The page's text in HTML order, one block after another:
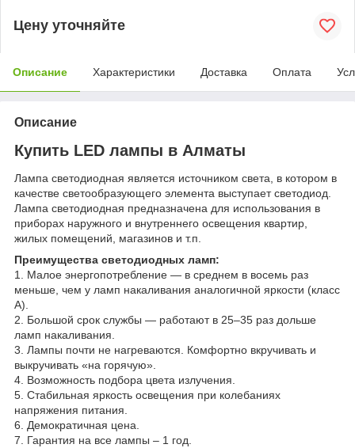
Цену уточняйте
Описание Характеристики Доставка Оплата
Описание
Купить LED лампы в Алматы
Лампа светодиодная является источником света, в котором в
качестве светообразующего элемента выступает светодиод.
Лампа светодиодная предназначена для использования в
приборах наружного и внутреннего освещения квартир,
жилых помещений, магазинов и т.п.
Преимущества светодиодных ламп:
1. Малое энергопотребление — в среднем в восемь раз
меньше, чем у ламп накаливания аналогичной яркости (класс
А).
2. Большой срок службы — работают в 25–35 раз дольше
ламп накаливания.
3. Лампы почти не нагреваются. Комфортно вкручивать и
выкручивать «на горячую».
4. Возможность подбора цвета излучения.
5. Стабильная яркость освещения при колебаниях
напряжения питания.
6. Демократичная цена.
7. Гарантия на все лампы – 1 год.